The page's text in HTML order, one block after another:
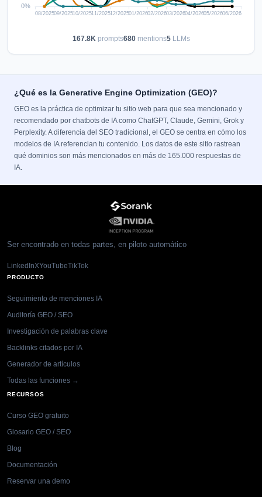
167.8Kprompts680mentions5LLMs
¿Qué es la Generative Engine Optimization (GEO)?
GEO es la práctica de optimizar tu sitio web para que sea mencionado y
recomendado por chatbots de IA como ChatGPT, Claude, Gemini, Grok y
Perplexity. A diferencia del SEO tradicional, el GEO se centra en cómo los
modelos de IA referencian tu contenido. Los datos de este sitio rastrean
qué dominios son más mencionados en más de 165.000 respuestas de
IA.
Ser encontrado en todas partes, en piloto automático
LinkedInXYouTubeTikTok
PRODUCTO
Seguimiento de menciones IA
Auditoría GEO / SEO
Investigación de palabras clave
Backlinks citados por IA
Generador de artículos
Todas las funciones →
RECURSOS
Curso GEO gratuito
Glosario GEO / SEO
Blog
Documentación
Reservar una demo